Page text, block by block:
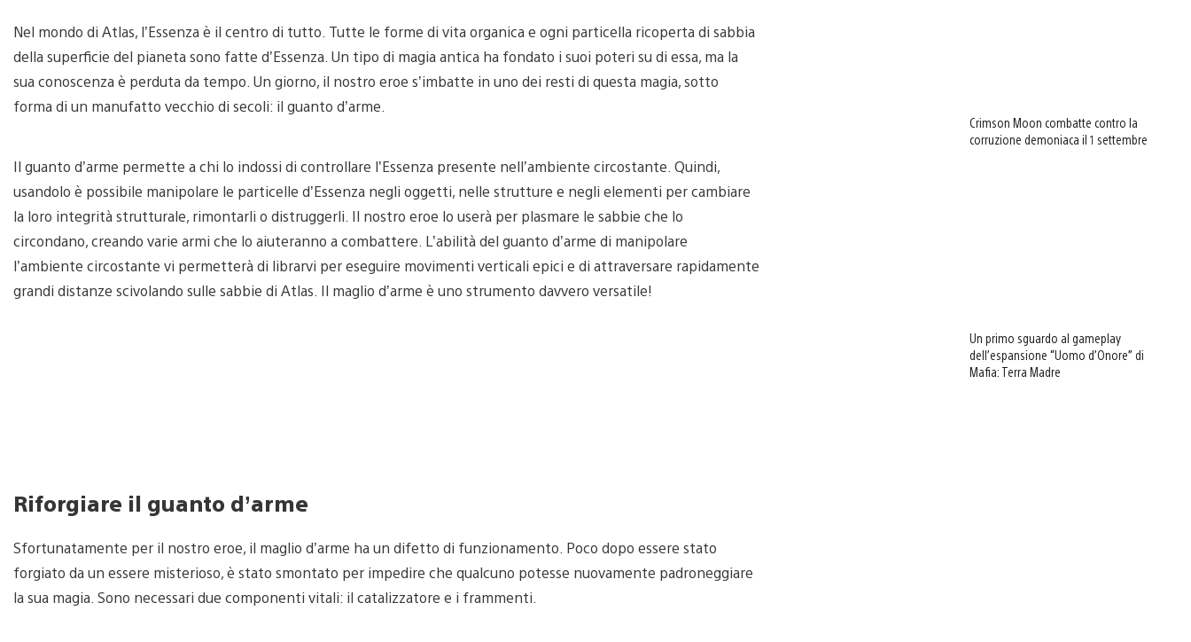
Nel mondo di Atlas, l’Essenza è il centro di tutto. Tutte le forme di vita organica e ogni particella ricoperta di sabbia
della superficie del pianeta sono fatte d’Essenza. Un tipo di magia antica ha fondato i suoi poteri su di essa, ma la
sua conoscenza è perduta da tempo. Un giorno, il nostro eroe s’imbatte in uno dei resti di questa magia, sotto
forma di un manufatto vecchio di secoli: il guanto d’arme.
Il guanto d’arme permette a chi lo indossi di controllare l’Essenza presente nell’ambiente circostante. Quindi,
usandolo è possibile manipolare le particelle d’Essenza negli oggetti, nelle strutture e negli elementi per cambiare
la loro integrità strutturale, rimontarli o distruggerli. Il nostro eroe lo userà per plasmare le sabbie che lo
circondano, creando varie armi che lo aiuteranno a combattere. L’abilità del guanto d’arme di manipolare
l’ambiente circostante vi permetterà di librarvi per eseguire movimenti verticali epici e di attraversare rapidamente
grandi distanze scivolando sulle sabbie di Atlas. Il maglio d’arme è uno strumento davvero versatile!
Riforgiare il guanto d’arme
Sfortunatamente per il nostro eroe, il maglio d’arme ha un difetto di funzionamento. Poco dopo essere stato
forgiato da un essere misterioso, è stato smontato per impedire che qualcuno potesse nuovamente padroneggiare
la sua magia. Sono necessari due componenti vitali: il catalizzatore e i frammenti.
Crimson Moon combatte contro la
corruzione demoniaca il 1 settembre
Un primo sguardo al gameplay
dell’espansione “Uomo d’Onore” di
Mafia: Terra Madre